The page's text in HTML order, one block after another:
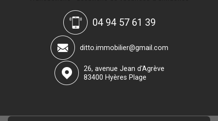
04 94 57 61 39
ditto.immobilier@gmail.com
26, avenue Jean d'Agrève
83400 Hyères Plage